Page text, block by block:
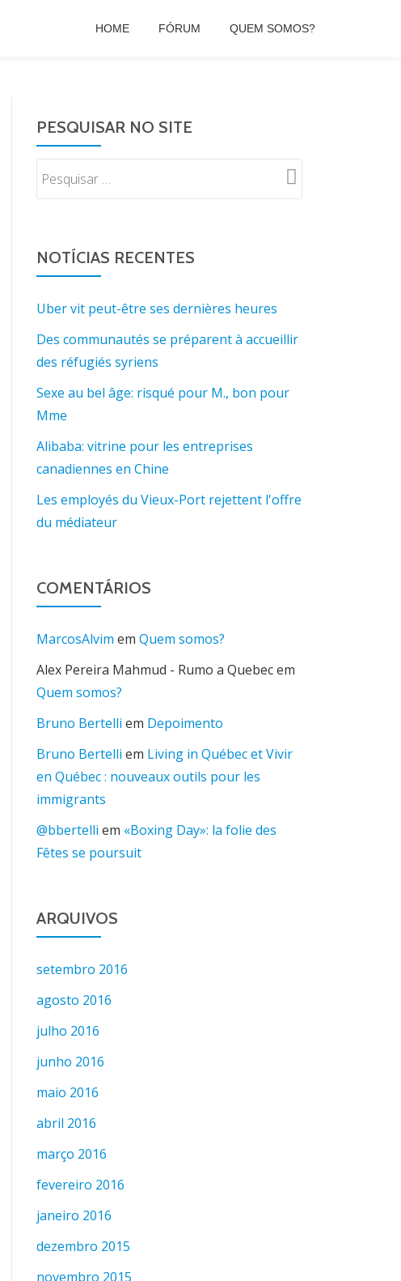
HOME FÓRUM QUEM SOMOS?
PESQUISAR NO SITE
NOTÍCIAS RECENTES
Uber vit peut-être ses dernières heures
Des communautés se préparent à accueillir
des réfugiés syriens
Sexe au bel âge: risqué pour M., bon pour
Mme
Alibaba: vitrine pour les entreprises
canadiennes en Chine
Les employés du Vieux-Port rejettent l'offre
du médiateur
COMENTÁRIOS
MarcosAlvim em Quem somos?
Alex Pereira Mahmud - Rumo a Quebecem
Quem somos?
Bruno Bertelli em Depoimento
Bruno Bertelli em Living in Québec et Vivir
en Québec : nouveaux outils pour les
immigrants
@bbertelli em «Boxing Day»: la folie des
Fêtes se poursuit
ARQUIVOS
setembro 2016
agosto 2016
julho 2016
junho 2016
maio 2016
abril 2016
março 2016
fevereiro 2016
janeiro 2016
dezembro 2015
novembro 2015